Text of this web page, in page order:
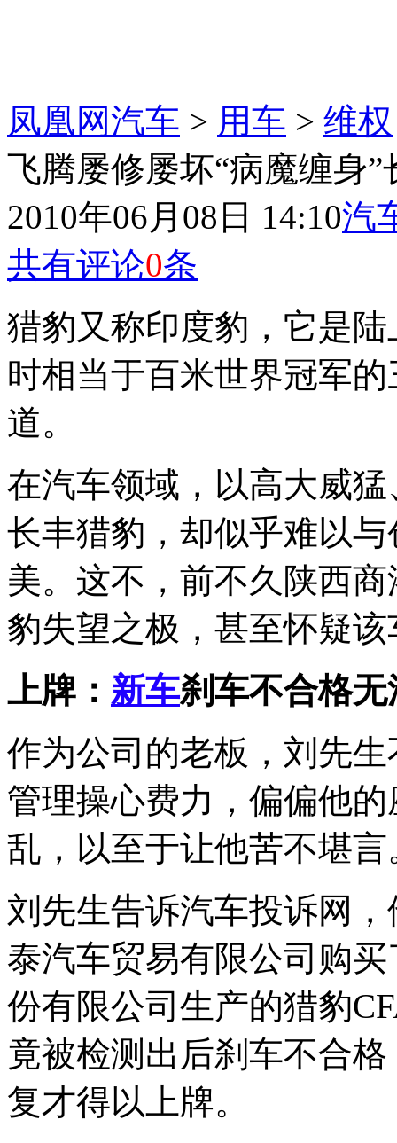
凤凰网汽车 > 用车 > 维权
飞腾屡修屡坏“病魔缠身”
2010年06月08日 14:10汽
共有评论0条
猎豹又称印度豹，它是
时相当于百米世界冠军
道。
在汽车领域，以高大威
长丰猎豹，却似乎难以
美。这不，前不久陕西
豹失望之极，甚至怀疑该
上牌： 新车刹车不合格无
作为公司的老板，刘先
管理操心费力，偏偏他
乱，以至于让他苦不堪言
刘先生告诉汽车投诉网
泰汽车贸易有限公司购
份有限公司生产的猎豹
竟被检测出后刹车不合
复才得以上牌。